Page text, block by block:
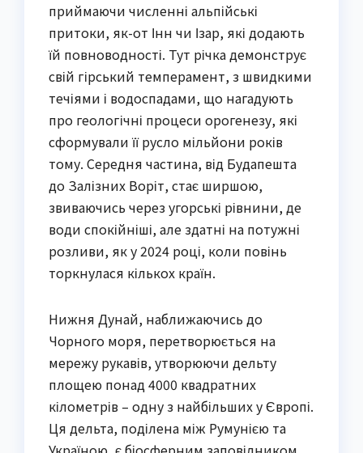
приймаючи численні альпійські
притоки, як-от Інн чи Ізар, які додають
їй повноводності. Тут річка демонструє
свій гірський темперамент, з швидкими
течіями і водоспадами, що нагадують
про геологічні процеси орогенезу, які
сформували її русло мільйони років
тому. Середня частина, від Будапешта
до Залізних Воріт, стає ширшою,
звиваючись через угорські рівнини, де
води спокійніші, але здатні на потужні
розливи, як у 2024 році, коли повінь
торкнулася кількох країн.
Нижня Дунай, наближаючись до
Чорного моря, перетворюється на
мережу рукавів, утворюючи дельту
площею понад 4000 квадратних
кілометрів – одну з найбільших у Європі.
Ця дельта, поділена між Румунією та